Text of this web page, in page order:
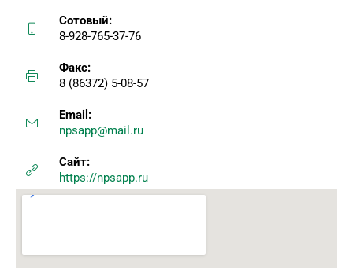
Сотовый:
8-928-765-37-76
Факс:
8 (86372) 5-08-57
Email:
npsapp@mail.ru
Сайт:
https://npsapp.ru